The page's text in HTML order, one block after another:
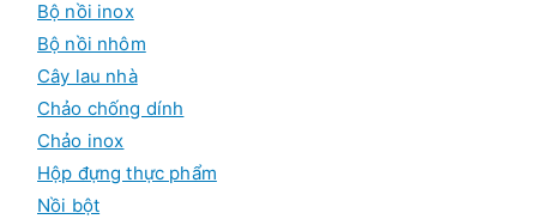
Bộ nồi inox
Bộ nồi nhôm
Cây lau nhà
Chảo chống dính
Chảo inox
Hộp đựng thực phẩm
Nồi bột